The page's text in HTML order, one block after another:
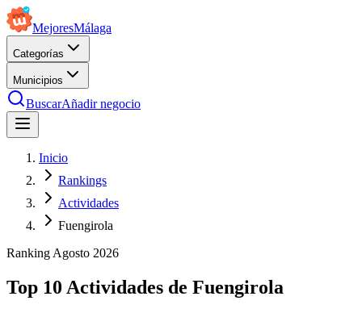
MejoresMálaga
Categorías
Municipios
BuscarAñadir negocio
Inicio
Rankings
Actividades
Fuengirola
Ranking Agosto 2026
Top 10 Actividades de Fuengirola